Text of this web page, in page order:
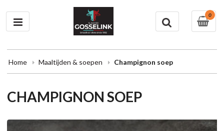
0
Home Maaltijden & soepen Champignon soep
CHAMPIGNON SOEP